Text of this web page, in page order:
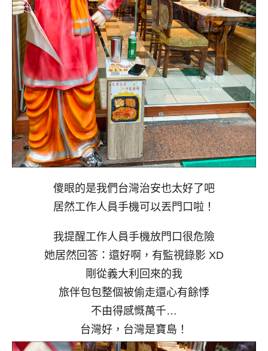
傻眼的是我們台灣治安也太好了吧
居然工作人員手機可以丟門口啦！
我提醒工作人員手機放門口很危險
她居然回答：還好啊，有監視錄影 XD
剛從義大利回來的我
旅伴包包整個被偷走還心有餘悸
不由得感慨萬千…
台灣好，台灣是寶島！